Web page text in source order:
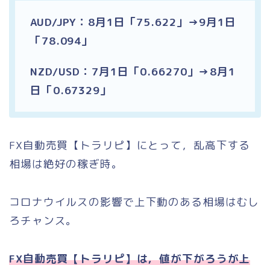
AUD/JPY：8月1日「75.622」→9月1日
「78.094」
NZD/USD：7月1日「0.66270」→8月1
日「0.67329」
FX自動売買【トラリピ】にとって，乱高下する
相場は絶好の稼ぎ時。
コロナウイルスの影響で上下動のある相場はむし
ろチャンス。
FX自動売買【トラリピ】は，値が下がろうが上